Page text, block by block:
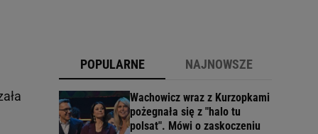
POPULARNE NAJNOWSZE
Wachowicz wraz z Kurzopkami
pożegnała się z "halo tu
polsat". Mówi o zaskoczeniu